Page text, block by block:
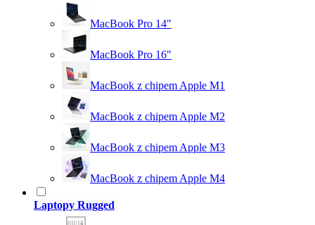
MacBook Pro 14"
MacBook Pro 16"
MacBook z chipem Apple M1
MacBook z chipem Apple M2
MacBook z chipem Apple M3
MacBook z chipem Apple M4
Laptopy Rugged